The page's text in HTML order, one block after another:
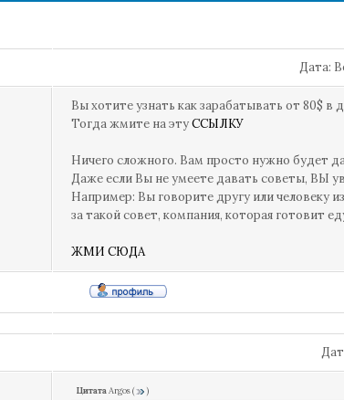
Дата:
Вы хотите узнать как зарабатывать от 80$
Тогда жмите на этуССЫЛКУ
Ничего сложного. Вам просто нужно будет
Даже если Вы не умеете давать советы, ВЫ
Например: Вы говорите другу или человеку
за такой совет, компания, которая готовит
ЖМИ СЮДА
ЦитатаArgos( )